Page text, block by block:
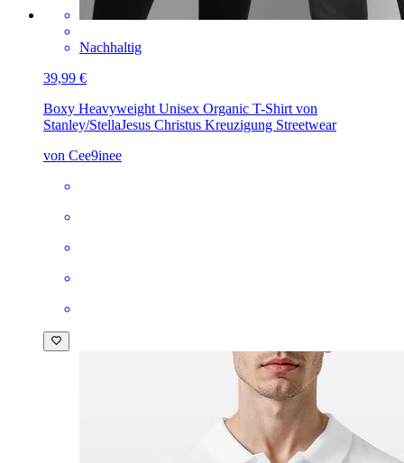
Nachhaltig
39,99 €
Boxy Heavyweight Unisex Organic T-Shirt von
Stanley/StellaJesus Christus Kreuzigung Streetwear
von Cee9inee